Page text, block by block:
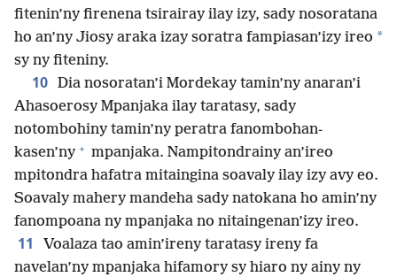
fitenin’ny firenena tsirairay ilay izy, sady nosoratana
ho an’ny Jiosy araka izay soratra fampiasan’izy ireo *
sy ny fiteniny.
10 Dia nosoratan’i Mordekay tamin’ny anaran’i
Ahasoerosy Mpanjaka ilay taratasy, sady
notombohiny tamin’ny peratra fanombohan-
kasen’ny + mpanjaka. Nampitondrainy an’ireo
mpitondra hafatra mitaingina soavaly ilay izy avy eo.
Soavaly mahery mandeha sady natokana ho amin’ny
fanompoana ny mpanjaka no nitaingenan’izy ireo.
11
Voalaza tao amin’ireny taratasy ireny fa
navelan’ny mpanjaka hifamory sy hiaro ny ainy ny